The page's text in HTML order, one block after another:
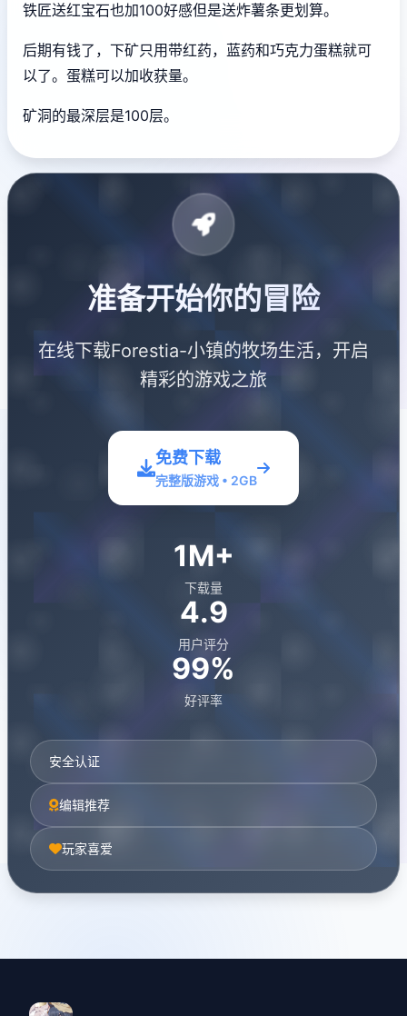
铁匠送红宝石也加100好感但是送炸薯条更划算。
后期有钱了，下矿只用带红药，蓝药和巧克力蛋糕就可
以了。蛋糕可以加收获量。
矿洞的最深层是100层。
准备开始你的冒险
在线下载Forestia-小镇的牧场生活，开启
精彩的游戏之旅
免费下载
完整版游戏 • 2GB
1M+
下载量
4.9
用户评分
99%
好评率
安全认证
编辑推荐
玩家喜爱